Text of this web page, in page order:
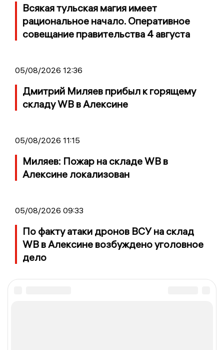
Всякая тульская магия имеет
рациональное начало. Оперативное
совещание правительства 4 августа
05/08/2026 12:36
Дмитрий Миляев прибыл к горящему
складу WB в Алексине
05/08/2026 11:15
Миляев: Пожар на складе WB в
Алексине локализован
05/08/2026 09:33
По факту атаки дронов ВСУ на склад
WB в Алексине возбуждено уголовное
дело